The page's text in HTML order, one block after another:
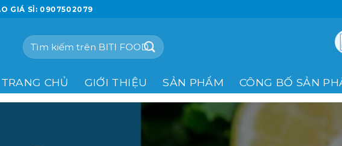
GIÁ SỈ: 0907502079
Tìm
kiếm:
TRANG CHỦ GIỚI THIỆU SẢN PHẨM CÔNG BỐ SẢN